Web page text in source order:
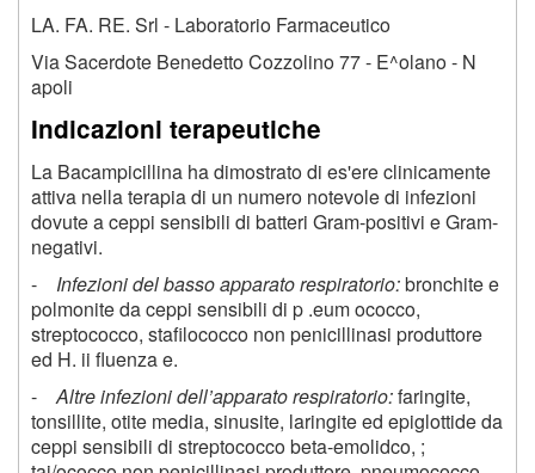
LA. FA. RE. Srl - Laboratorio Farmaceutico
Via Sacerdote Benedetto Cozzolino 77 - E^olano - N
apoli
Indicazioni terapeutiche
La Bacampicillina ha dimostrato di es'ere clinicamente
attiva nella terapia di un numero notevole di infezioni
dovute a ceppi sensibili di batteri Gram-positivi e Gram-
negativi.
- Infezioni del basso apparato respiratorio:bronchite e
polmonite da ceppi sensibili di p .eum ococco,
streptococco, stafilococco non penicillinasi produttore
ed H. ii fluenza e.
-Altre infezioni dell’apparato respiratorio:faringite,
tonsillite, otite media, sinusite, laringite ed epiglottide da
ceppi sensibili di streptococco beta-emolidco, ;